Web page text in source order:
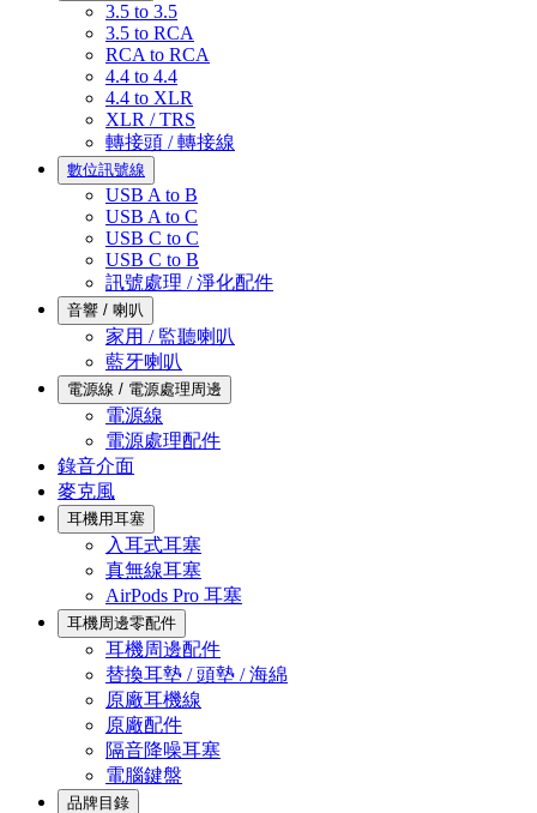
3.5 to 3.5
3.5 to RCA
RCA to RCA
4.4 to 4.4
4.4 to XLR
XLR / TRS
轉接頭 / 轉接線
數位訊號線
USB A to B
USB A to C
USB C to C
USB C to B
訊號處理 / 淨化配件
音響 / 喇叭
家用 / 監聽喇叭
藍牙喇叭
電源線 / 電源處理周邊
電源線
電源處理配件
錄音介面
麥克風
耳機用耳塞
入耳式耳塞
真無線耳塞
AirPods Pro 耳塞
耳機周邊零配件
耳機周邊配件
替換耳墊 / 頭墊 / 海綿
原廠耳機線
原廠配件
隔音降噪耳塞
電腦鍵盤
品牌目錄